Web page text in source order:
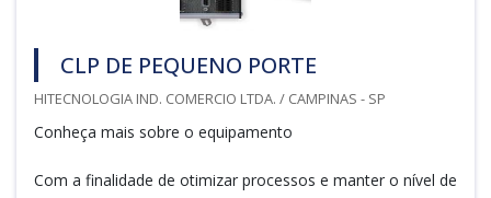
CLP DE PEQUENO PORTE
HITECNOLOGIA IND. COMERCIO LTDA. / CAMPINAS - SP
Conheça mais sobre o equipamento
Com a finalidade de otimizar processos e manter o nível de